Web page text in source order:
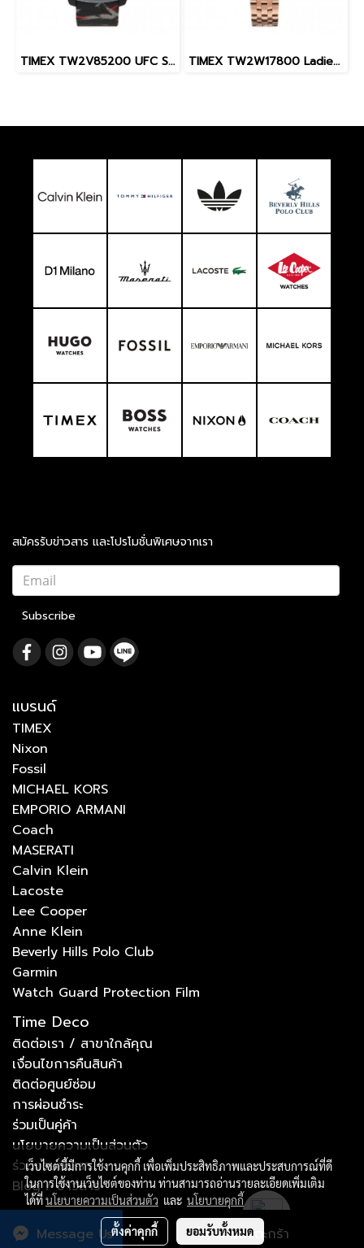
เพิ่มลงตะกร้า
Message Us
TIMEX TW2V85200 UFC Street Shock XL Fight Week นาฬิกาข้อมือผู้ชาย สายซิลิโคน สีดำ หน้าปัด 45 มม. TIMEX TW2W17800 Ladies นาฬิกาข้อมือผู้หญิง สายสแตนเลส สีโรสโกลด์ หน้าปัด 36 มม.
สมัครรับข่าวสาร และโปรโมชั่นพิเศษจากเรา
Subscribe
แบรนด์
TIMEX
Nixon
Fossil
MICHAEL KORS
EMPORIO ARMANI
Coach
MASERATI
Calvin Klein
Lacoste
Lee Cooper
Anne Klein
Beverly Hills Polo Club
Garmin
Watch Guard Protection Film
Time Deco
ติดต่อเรา / สาขาใกล้คุณ
เงื่อนไขการคืนสินค้า
ติดต่อศูนย์ซ่อม
การผ่อนชำระ
ร่วมเป็นคู่ค้า
นโยบายความเป็นส่วนตัว
ร่วมงานกับเรา
Blog / ข่าวสาร
Copyright © by tdccorp.co.th 2023
เว็บไซต์นี้มีการใช้งานคุกกี้ เพื่อเพิ่มประสิทธิภาพและประสบการณ์ที่ดี
ในการใช้งานเว็บไซต์ของท่าน ท่านสามารถอ่านรายละเอียดเพิ่มเติม
ได้ที่นโยบายความเป็นส่วนตัว และ นโยบายคุกกี้
ตั้งค่าคุกกี้ ยอมรับทั้งหมด